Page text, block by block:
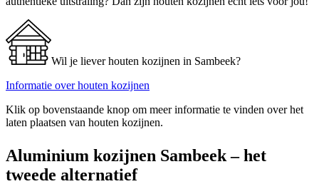
Wil je liever houten kozijnen in Sambeek?
Informatie over houten kozijnen
Klik op bovenstaande knop om meer informatie te vinden over het
laten plaatsen van houten kozijnen.
Aluminium kozijnen Sambeek – het
tweede alternatief